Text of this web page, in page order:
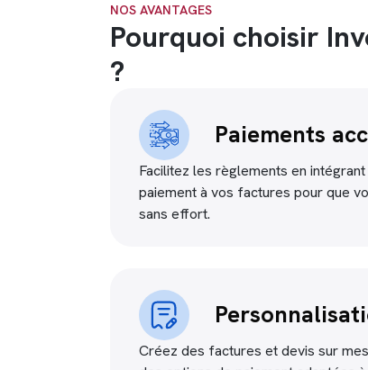
NOS AVANTAGES
Pourquoi choisir
?
Paiements
Facilitez les règlements en
paiement à vos factures pour que
sans effort.
Créez des factures et devis sur